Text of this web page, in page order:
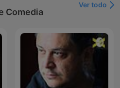
Comedia
Ver todo